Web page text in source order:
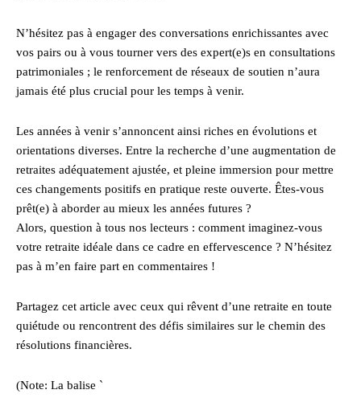
N’hésitez pas à engager des conversations enrichissantes avec
vos pairs ou à vous tourner vers des expert(e)s en consultations
patrimoniales ; le renforcement de réseaux de soutien n’aura
jamais été plus crucial pour les temps à venir.
Les années à venir s’annoncent ainsi riches en évolutions et
orientations diverses. Entre la recherche d’une augmentation de
retraites adéquatement ajustée, et pleine immersion pour mettre
ces changements positifs en pratique reste ouverte. Êtes-vous
prêt(e) à aborder au mieux les années futures ?
Alors, question à tous nos lecteurs : comment imaginez-vous
votre retraite idéale dans ce cadre en effervescence ? N’hésitez
pas à m’en faire part en commentaires !
Partagez cet article avec ceux qui rêvent d’une retraite en toute
quiétude ou rencontrent des défis similaires sur le chemin des
résolutions financières.
(Note: La balise `